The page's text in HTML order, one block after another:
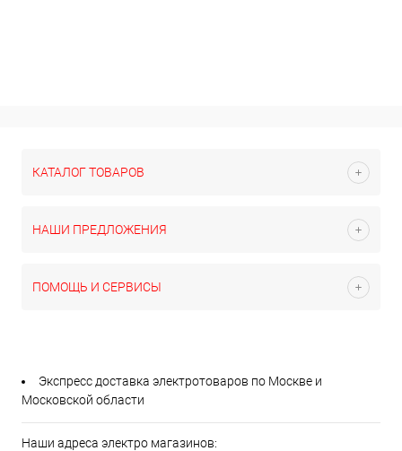
КАТАЛОГ ТОВАРОВ
НАШИ ПРЕДЛОЖЕНИЯ
ПОМОЩЬ И СЕРВИСЫ
Экспресс доставка электротоваров по Москве и
Московской области
Наши адреса электро магазинов: